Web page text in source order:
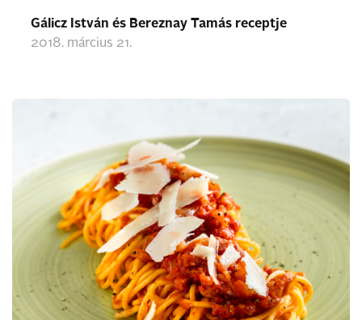
Gálicz István és Bereznay Tamás receptje
2018. március 21.